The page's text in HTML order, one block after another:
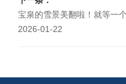
宝泉的雪景美翻啦！就等一
2026-01-22